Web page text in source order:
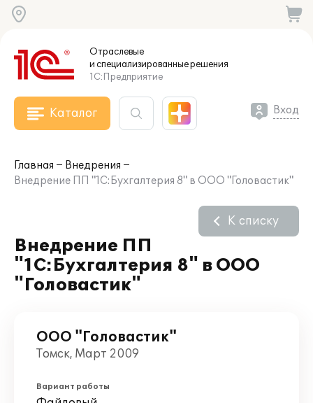
Отраслевые
и специализированныерешения
1С:Предприятие
Каталог Вход
Главная
Внедрения
Внедрение ПП "1С:Бухгалтерия 8" в ООО "Головастик"
Внедрение ПП
"1С:Бухгалтерия 8" в ООО
"Головастик"
К списку
ООО "Головастик"
Томск, Март 2009
Вариант работы